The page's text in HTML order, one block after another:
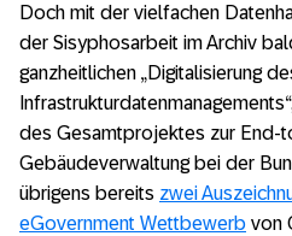
Doch mit der vielfachen
der Sisyphosarbeit im Archiv
ganzheitlichen „Digitalisierung
des Gesamtprojektes zur End-
Gebäudeverwaltung bei der
übrigens bereits zwei
eGovernment Wettbewerb von